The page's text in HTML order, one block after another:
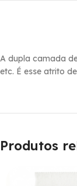
A dupla camada
etc. É esse atrito
Produtos